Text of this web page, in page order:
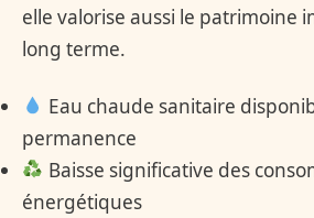
elle valorise aussi le patrimoine
long terme.
Eau chaude sanitaire
permanence
Baisse significative des
énergétiques